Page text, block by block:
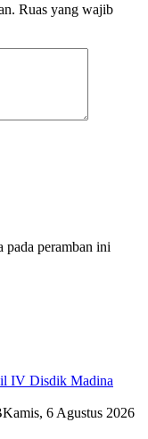
Ruas yang wajib
pada peramban ini
IV Disdik Madina
Kamis, 6 Agustus 2026